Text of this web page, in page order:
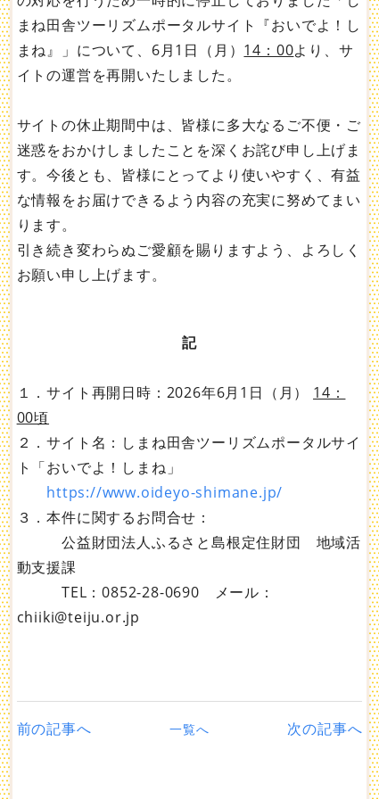
まね田舎ツーリズムポータルサイト『おいでよ！し
まね』」について、6月1日（月） 14：00より、サ
イトの運営を再開いたしました。
サイトの休止期間中は、皆様に多大なるご不便・ご
迷惑をおかけしましたことを深くお詫び申し上げま
す。今後とも、皆様にとってより使いやすく、有益
な情報をお届けできるよう内容の充実に努めてまい
ります。
引き続き変わらぬご愛顧を賜りますよう、よろしく
お願い申し上げます。
記
１．サイト再開日時：2026年6月1日（月） 14：
00頃
２．サイト名：しまね田舎ツーリズムポータルサイ
ト「おいでよ！しまね」
https://www.oideyo-shimane.jp/
３．本件に関するお問合せ：
公益財団法人ふるさと島根定住財団 地域活
動支援課
TEL：0852-28-0690 メール：
chiiki@teiju.or.jp
前の記事へ 一覧へ 次の記事へ